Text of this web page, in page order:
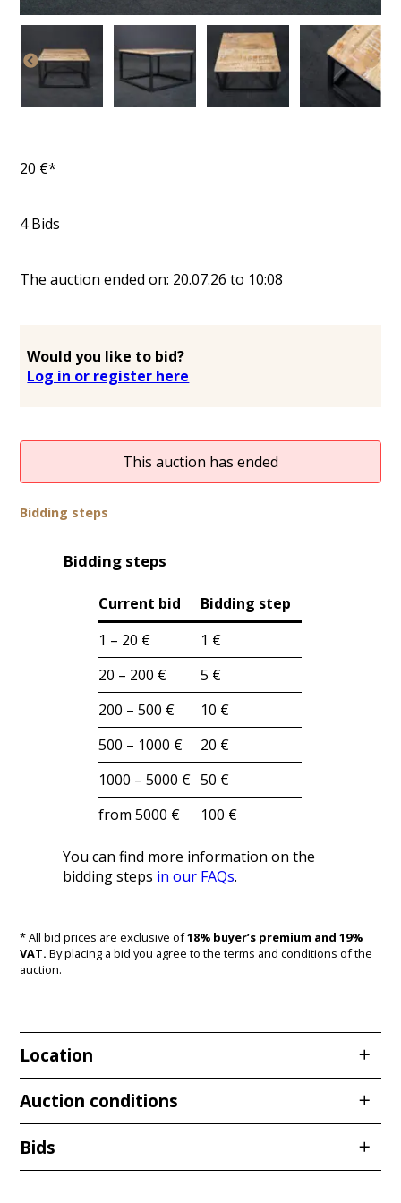
20 €*
4Bids
The auction ended on: 20.07.26 to 10:08
Would you like to bid?
Log in or register here
This auction has ended
Bidding steps
Bidding steps
Current bid
Bidding step
1 – 20 €
1 €
20 – 200 €
5 €
200 – 500 €
10 €
500 – 1000 €
20 €
1000 – 5000 € 50 €
from 5000 €
100 €
You can find more information on the
bidding steps in our FAQs.
* All bid prices are exclusive of18% buyer’s premium and 19%
VAT. By placing a bid you agree to the terms and conditions of the
auction.
Location
Redcarstraße 3
Auction conditions
Stand: 12.01.2026
Bids